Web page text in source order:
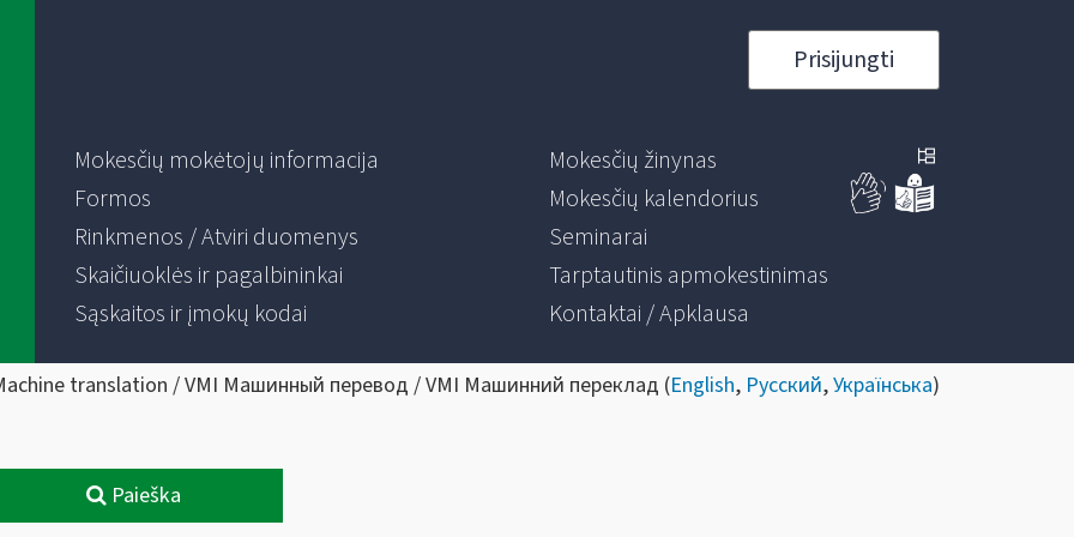
Prisijungti
Mokesčių mokėtojų informacija
Formos
Rinkmenos / Atviri duomenys
Skaičiuoklės ir pagalbininkai
Sąskaitos ir įmokų kodai
Mokesčių žinynas
Mokesčių kalendorius
Seminarai
Tarptautinis apmokestinimas
Kontaktai / Apklausa
translation / VMI Машинный перевод / VMI Машинний переклад (English, Русский,Українська)
Paieška